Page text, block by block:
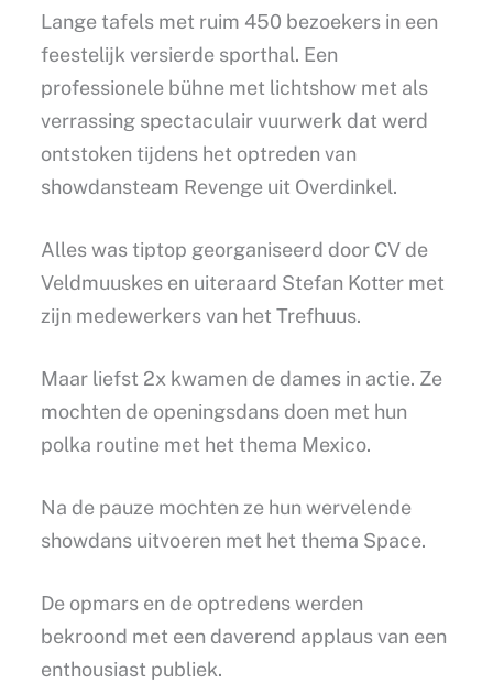
Lange tafels met ruim 450 bezoekers in een
feestelijk versierde sporthal. Een
professionele bühne met lichtshow met als
verrassing spectaculair vuurwerk dat werd
ontstoken tijdens het optreden van
showdansteam Revenge uit Overdinkel.
Alles was tiptop georganiseerd door CV de
Veldmuuskes en uiteraard Stefan Kotter met
zijn medewerkers van het Trefhuus.
Maar liefst 2x kwamen de dames in actie. Ze
mochten de openingsdans doen met hun
polka routine met het thema Mexico.
Na de pauze mochten ze hun wervelende
showdans uitvoeren met het thema Space.
De opmars en de optredens werden
bekroond met een daverend applaus van een
enthousiast publiek.